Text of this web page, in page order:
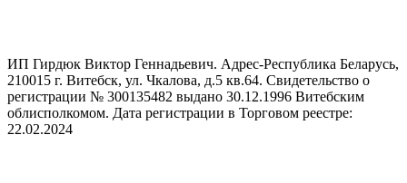
ИП Гирдюк Виктор Геннадьевич. Адрес-Республика Беларусь,
210015 г. Витебск, ул. Чкалова, д.5 кв.64. Свидетельство о
регистрации № 300135482 выдано 30.12.1996 Витебским
облисполкомом. Дата регистрации в Торговом реестре:
22.02.2024